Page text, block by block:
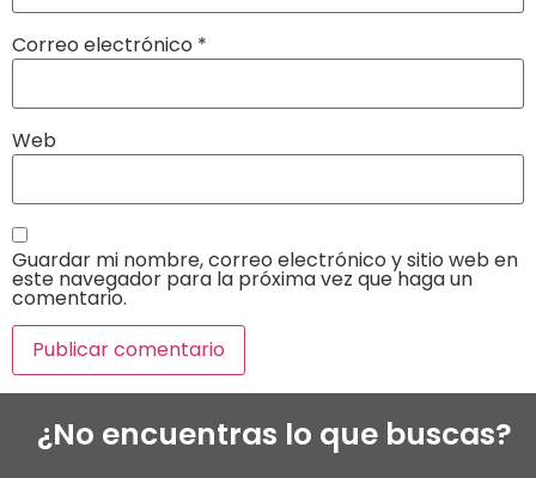
Correo electrónico *
Web
Guardar mi nombre, correo electrónico y sitio web en
este navegador para la próxima vez que haga un
comentario.
¿No encuentras lo que buscas?